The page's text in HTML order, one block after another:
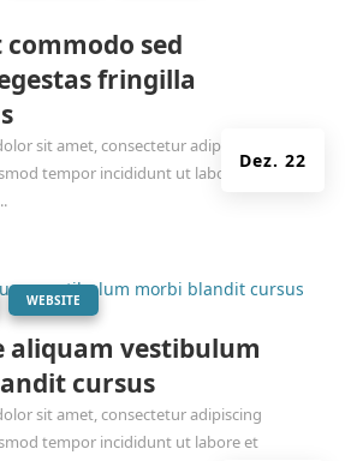
sed
fringilla
Dez. 22
sit amet, consectetur adipiscing
tempor incididunt ut labore et
aliquam vestibulum
cursus
WEBSITE
sit amet, consectetur adipiscing
tempor incididunt ut labore et